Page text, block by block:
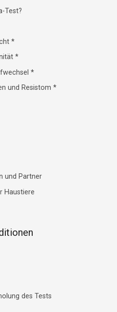
Test?
*
*
*
und Resistom*
und Partner
Haustiere
des Tests